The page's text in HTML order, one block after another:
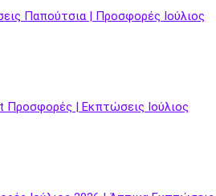
Παπούτσια | Προσφορές Ιούλιος
Προσφορές | Εκπτώσεις Ιούλιος